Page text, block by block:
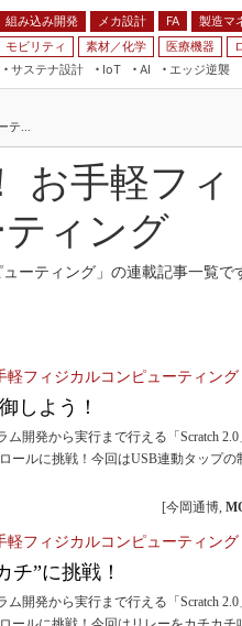
組み込み開発 メカ設計 FA 製造マ
モビリティ 素材／化学 医療機器
サステナ設計
IoT
AI
エッジ逆襲
組込み/エッジ コンピューティ
展＆IoT/5Gソリューション展
国際ロボット展
ジャパンモビリティショー
スマート工場EXPO
EdgeTech+
日本ものづくりワールド
産業オープンネット展
5G
VR／AR
フィールドサービス
FPGA
ISO26262
無償設計ツール
3Dプリンタ
デジタルツインとCAE
インダストリー4.0
FA
素材／化学
テ...
お手軽フィ
ィング
ーティング」の連載記事一覧で
軽フィジカルコンピューティング
しよう！
ム開発から実行まで行える「Scratch
ールに挑戦！今回はUSB連動タップ
[今岡通博,
軽フィジカルコンピューティング
チ”に挑戦！
ム開発から実行まで行える「Scratch